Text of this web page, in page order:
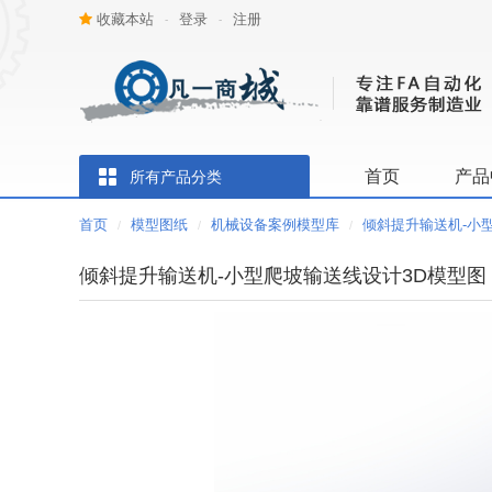
收藏本站 - 登录 - 注册
所有产品分类 首页 产
首页 / 模型图纸 / 机械设备案例模型库 / 倾斜提升输送机-小
倾斜提升输送机-小型爬坡输送线设计3D模型图